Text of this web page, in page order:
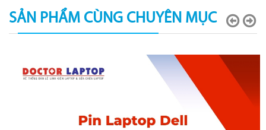
SẢN PHẨM CÙNG CHUYÊN MỤC